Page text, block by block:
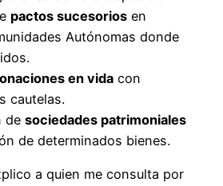
pactos sucesorios en
Autónomas donde
en vida con
cautelas.
de sociedades patrimoniales
de determinados bienes.
a quien me consulta por